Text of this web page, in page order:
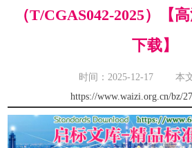
（T/CGAS042-2025）【
下载】
时间：2025-12-17 本文
https://www.waizi.org.cn/bz/